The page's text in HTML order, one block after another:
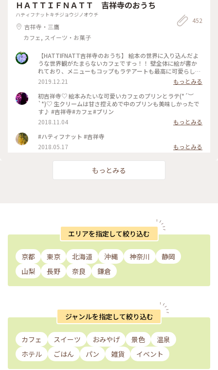
ＨＡＴＴＩＦＮＡＴＴ 吉祥寺のおうち
ハティフナットキチジョウジノオウチ
吉祥寺・三鷹
カフェ, スイーツ・お菓子
452
【HATTIFNATT吉祥寺のおうち】 絵本の世界に入り込んだよ
うな世界観がたまらないカフェですっ！！ 壁全体に絵が書か
れており、メニューもコップもラテアートも最高に可愛らし
い！！ オススメのカフェです♪ #吉祥寺 #絵本 #カフェ #ラテ
アート
2019.12.21
もっとみる
初吉祥寺♡ 絵本みたいな可愛いカフェのプリンとラテ(*´︶
`*)♡ 生クリームは甘さ控えめで中のプリンも美味しかったで
す♪ #吉祥寺#カフェ#プリン
2018.11.04
もっとみる
#ハティフナット #吉祥寺
2018.05.17
もっとみる
もっとみる
エリアを指定して絞り込む
京都 東京 北海道 沖縄 神奈川
静岡
山梨
長野 奈良 鎌倉
ジャンルを指定して絞り込む
カフェ スイーツ おみやげ 景色
温泉
ホテル
ごはん パン 雑貨 イベント